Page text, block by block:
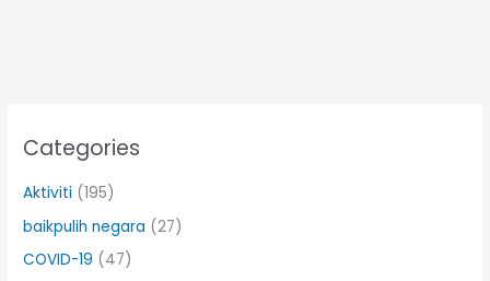
Categories
Aktiviti (195)
baikpulih negara (27)
COVID-19 (47)